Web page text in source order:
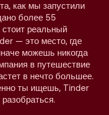
как мы запустили
более 55
реальный
— это место, где
можешь никогда
в путешествие
в нечто большее.
ты ищешь, Tinder